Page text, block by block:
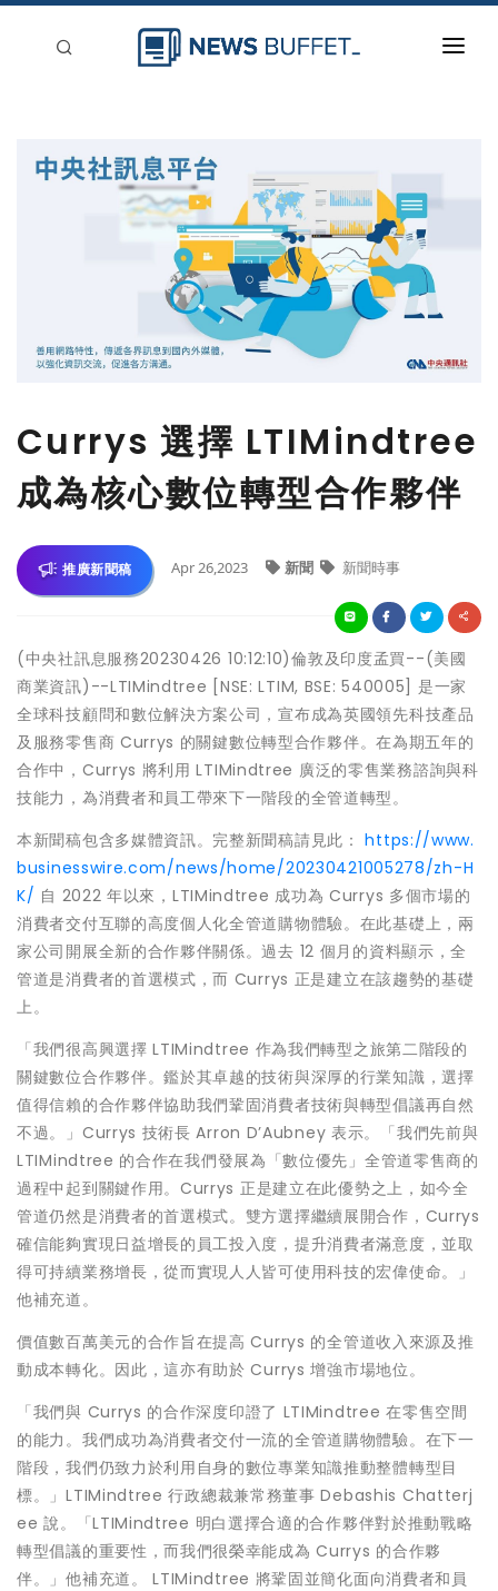
Currys 選擇 LTIMindtree
成為核心數位轉型合作夥伴
推廣新聞稿 Apr 26,2023 新聞 新聞時事
(中央社訊息服務20230426 10:12:10)倫敦及印度孟買--(美國
商業資訊)--LTIMindtree [NSE: LTIM, BSE: 540005] 是一家
全球科技顧問和數位解決方案公司，宣布成為英國領先科技產品
及服務零售商 Currys 的關鍵數位轉型合作夥伴。在為期五年的
合作中，Currys 將利用 LTIMindtree 廣泛的零售業務諮詢與科
技能力，為消費者和員工帶來下一階段的全管道轉型。
本新聞稿包含多媒體資訊。完整新聞稿請見此：https://www.
businesswire.com/news/home/20230421005278/zh-H
K/ 自 2022 年以來，LTIMindtree 成功為 Currys 多個市場的
消費者交付互聯的高度個人化全管道購物體驗。在此基礎上，兩
家公司開展全新的合作夥伴關係。過去 12 個月的資料顯示，全
管道是消費者的首選模式，而 Currys 正是建立在該趨勢的基礎
上。
「我們很高興選擇 LTIMindtree 作為我們轉型之旅第二階段的
關鍵數位合作夥伴。鑑於其卓越的技術與深厚的行業知識，選擇
值得信賴的合作夥伴協助我們鞏固消費者技術與轉型倡議再自然
不過。」Currys 技術長 Arron D’Aubney 表示。「我們先前與
LTIMindtree 的合作在我們發展為「數位優先」全管道零售商的
過程中起到關鍵作用。Currys 正是建立在此優勢之上，如今全
管道仍然是消費者的首選模式。雙方選擇繼續展開合作，Currys
確信能夠實現日益增長的員工投入度，提升消費者滿意度，並取
得可持續業務增長，從而實現人人皆可使用科技的宏偉使命。」
他補充道。
價值數百萬美元的合作旨在提高 Currys 的全管道收入來源及推
動成本轉化。因此，這亦有助於 Currys 增強市場地位。
「我們與 Currys 的合作深度印證了 LTIMindtree 在零售空間
的能力。我們成功為消費者交付一流的全管道購物體驗。在下一
階段，我們仍致力於利用自身的數位專業知識推動整體轉型目
標。」LTIMindtree 行政總裁兼常務董事 Debashis Chatterj
ee 說。「LTIMindtree 明白選擇合適的合作夥伴對於推動戰略
轉型倡議的重要性，而我們很榮幸能成為 Currys 的合作夥
伴。」他補充道。 LTIMindtree 將鞏固並簡化面向消費者和員